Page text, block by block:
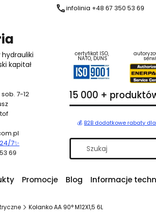
infolinia +48 67 350 53 69
kapitał
certyfikat ISO,
NATO, DUNS
7-12
7✨
69
15 000 +
💰 B2B dodatkowe rabaty
Promocje Blog Informacje
Kolanko AA 90° M12X1,5 6L